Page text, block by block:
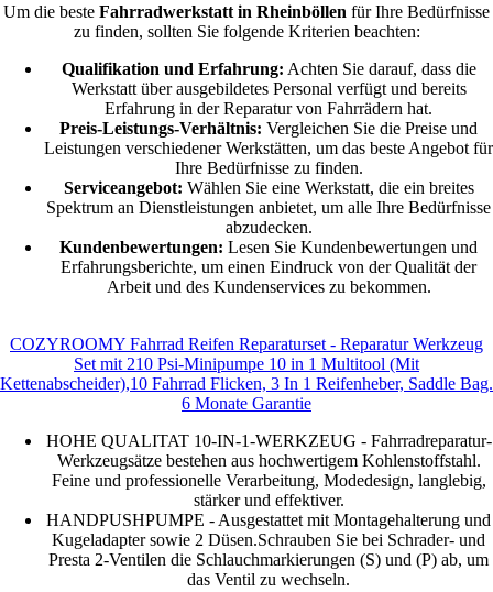
Um die beste Fahrradwerkstatt in Rheinböllen für Ihre Bedürfnisse
zu finden, sollten Sie folgende Kriterien beachten:
Qualifikation und Erfahrung: Achten Sie darauf, dass die
Werkstatt über ausgebildetes Personal verfügt und bereits
Erfahrung in der Reparatur von Fahrrädern hat.
Preis-Leistungs-Verhältnis: Vergleichen Sie die Preise und
Leistungen verschiedener Werkstätten, um das beste Angebot für
Ihre Bedürfnisse zu finden.
Serviceangebot: Wählen Sie eine Werkstatt, die ein breites
Spektrum an Dienstleistungen anbietet, um alle Ihre Bedürfnisse
abzudecken.
Kundenbewertungen: Lesen Sie Kundenbewertungen und
Erfahrungsberichte, um einen Eindruck von der Qualität der
Arbeit und des Kundenservices zu bekommen.
COZYROOMY Fahrrad Reifen Reparaturset - Reparatur Werkzeug
Set mit 210 Psi-Minipumpe 10 in 1 Multitool (Mit
Kettenabscheider),10 Fahrrad Flicken, 3 In 1 Reifenheber, Saddle Bag.
6 Monate Garantie
HOHE QUALITAT 10-IN-1-WERKZEUG - Fahrradreparatur-
Werkzeugsätze bestehen aus hochwertigem Kohlenstoffstahl.
Feine und professionelle Verarbeitung, Modedesign, langlebig,
stärker und effektiver.
HANDPUSHPUMPE - Ausgestattet mit Montagehalterung und
Kugeladapter sowie 2 Düsen.Schrauben Sie bei Schrader- und
Presta 2-Ventilen die Schlauchmarkierungen (S) und (P) ab, um
das Ventil zu wechseln.